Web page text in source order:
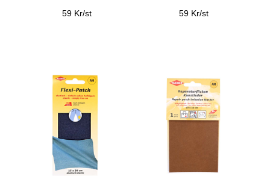
59 Kr/st 59 Kr/st